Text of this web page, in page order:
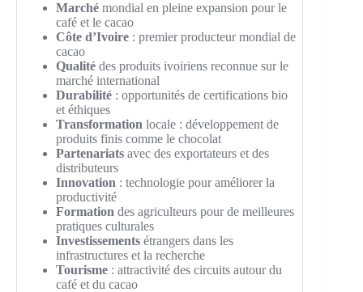
Marché mondial en pleine expansion pour le
café et le cacao
Côte d’Ivoire : premier producteur mondial de
cacao
Qualité des produits ivoiriens reconnue sur le
marché international
Durabilité : opportunités de certifications bio
et éthiques
Transformation locale : développement de
produits finis comme le chocolat
Partenariats avec des exportateurs et des
distributeurs
Innovation : technologie pour améliorer la
productivité
Formation des agriculteurs pour de meilleures
pratiques culturales
Investissements étrangers dans les
infrastructures et la recherche
Tourisme : attractivité des circuits autour du
café et du cacao